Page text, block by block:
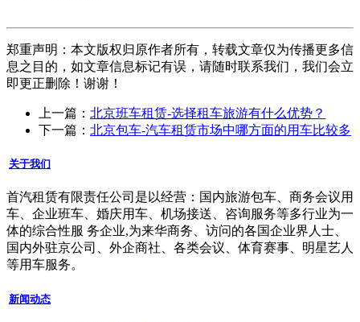
郑重声明：本文版权归原作者所有，转载文章仅为传播更多信
息之目的，如文章信息标记有误，请随时联系我们，我们会立
即更正删除！谢谢！
上一篇： 北京班车租赁-选择租车旅游有什么优势？
下一篇： 北京包车-汽车租赁市场中哪方面的用车比较多
关于我们
首汽租赁有限责任公司是以经营：国内旅游包车、商务会议用
车、企业班车、婚庆用车、机场接送、咨询服务等多行业为一
体的综合性服 务企业,为来华商务、访问的各国企业界人士、
国内外驻京公司、外企商社、各类会议、体育赛事、明星艺人
等用车服务。
新闻动态